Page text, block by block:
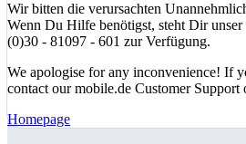
Wir bitten die verursachten
Wenn Du Hilfe benötigst, steht Dir
(0)30 - 81097 - 601 zur Verfügung.
We apologise for any inconvenience! If
contact our mobile.de Customer
Homepage